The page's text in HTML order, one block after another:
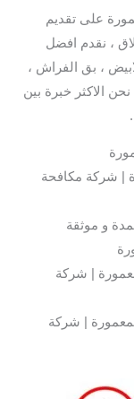
على تقديم
، نقدم افضل
، بق الفراش ،
الاكثر خبرة بين
| شركة مكافحة
و موثقة
| شركة
| شركة